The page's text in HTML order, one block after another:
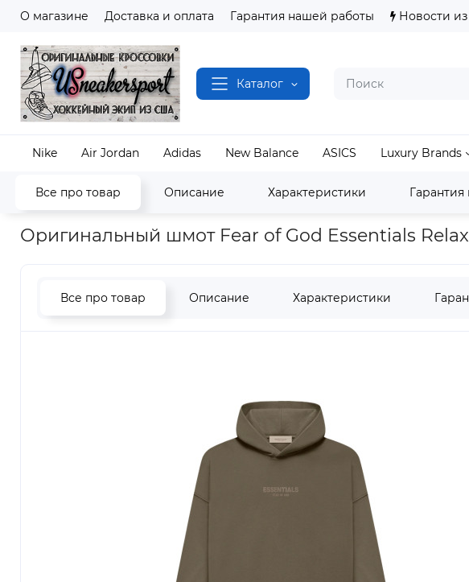
О магазине Доставка и оплата Гарантия нашей работы Новости
Каталог
Nike Air Jordan Adidas New Balance ASICS Luxury Brands
Все про товар Описание Характеристики
Наш магазин Одежда и Аксессуары Fear of God Essentials
Оригинальный шмот Fear of God Essentials
Все про товар Описание Характеристики